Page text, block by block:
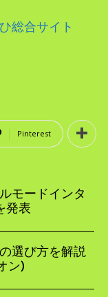
総合サイト
Pinterest
モードインタ
発表
選び方を解説
ン)